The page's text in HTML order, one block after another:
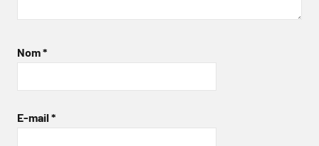
Nom*
E-mail *